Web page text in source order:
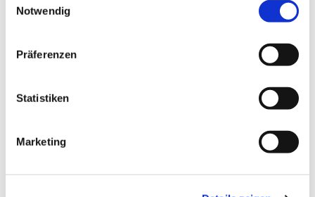
Notwendig
Präferenzen
Statistiken
Marketing
Leitung Elisabeth Bundschuh